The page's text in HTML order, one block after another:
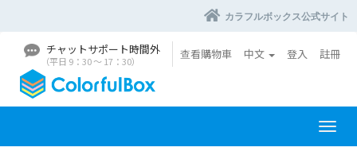
カラフルボックス公式サイト
チャットサポート時間外
（平日 9：30 〜 17：30）
查看購物車 中文 登入 註冊
切
換